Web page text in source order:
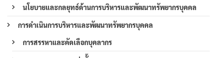
นโยบายและกลยุทธ์ด้านการบริหารและพัฒนาทรัพยากรบุคคล
การดำเนินการบริหารและพัฒนาทรัพยากรบุคคล
การสรรหาและคัดเลือกบุคลากร